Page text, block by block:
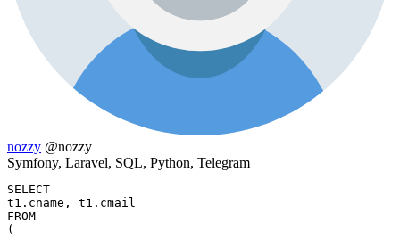
nozzy @nozzy
Symfony, Laravel, SQL, Python, Telegram
SELECT
t1.cname, t1.cmail
FROM
(